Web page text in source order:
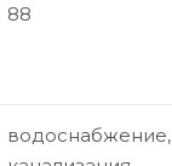
88
водоснабжение,